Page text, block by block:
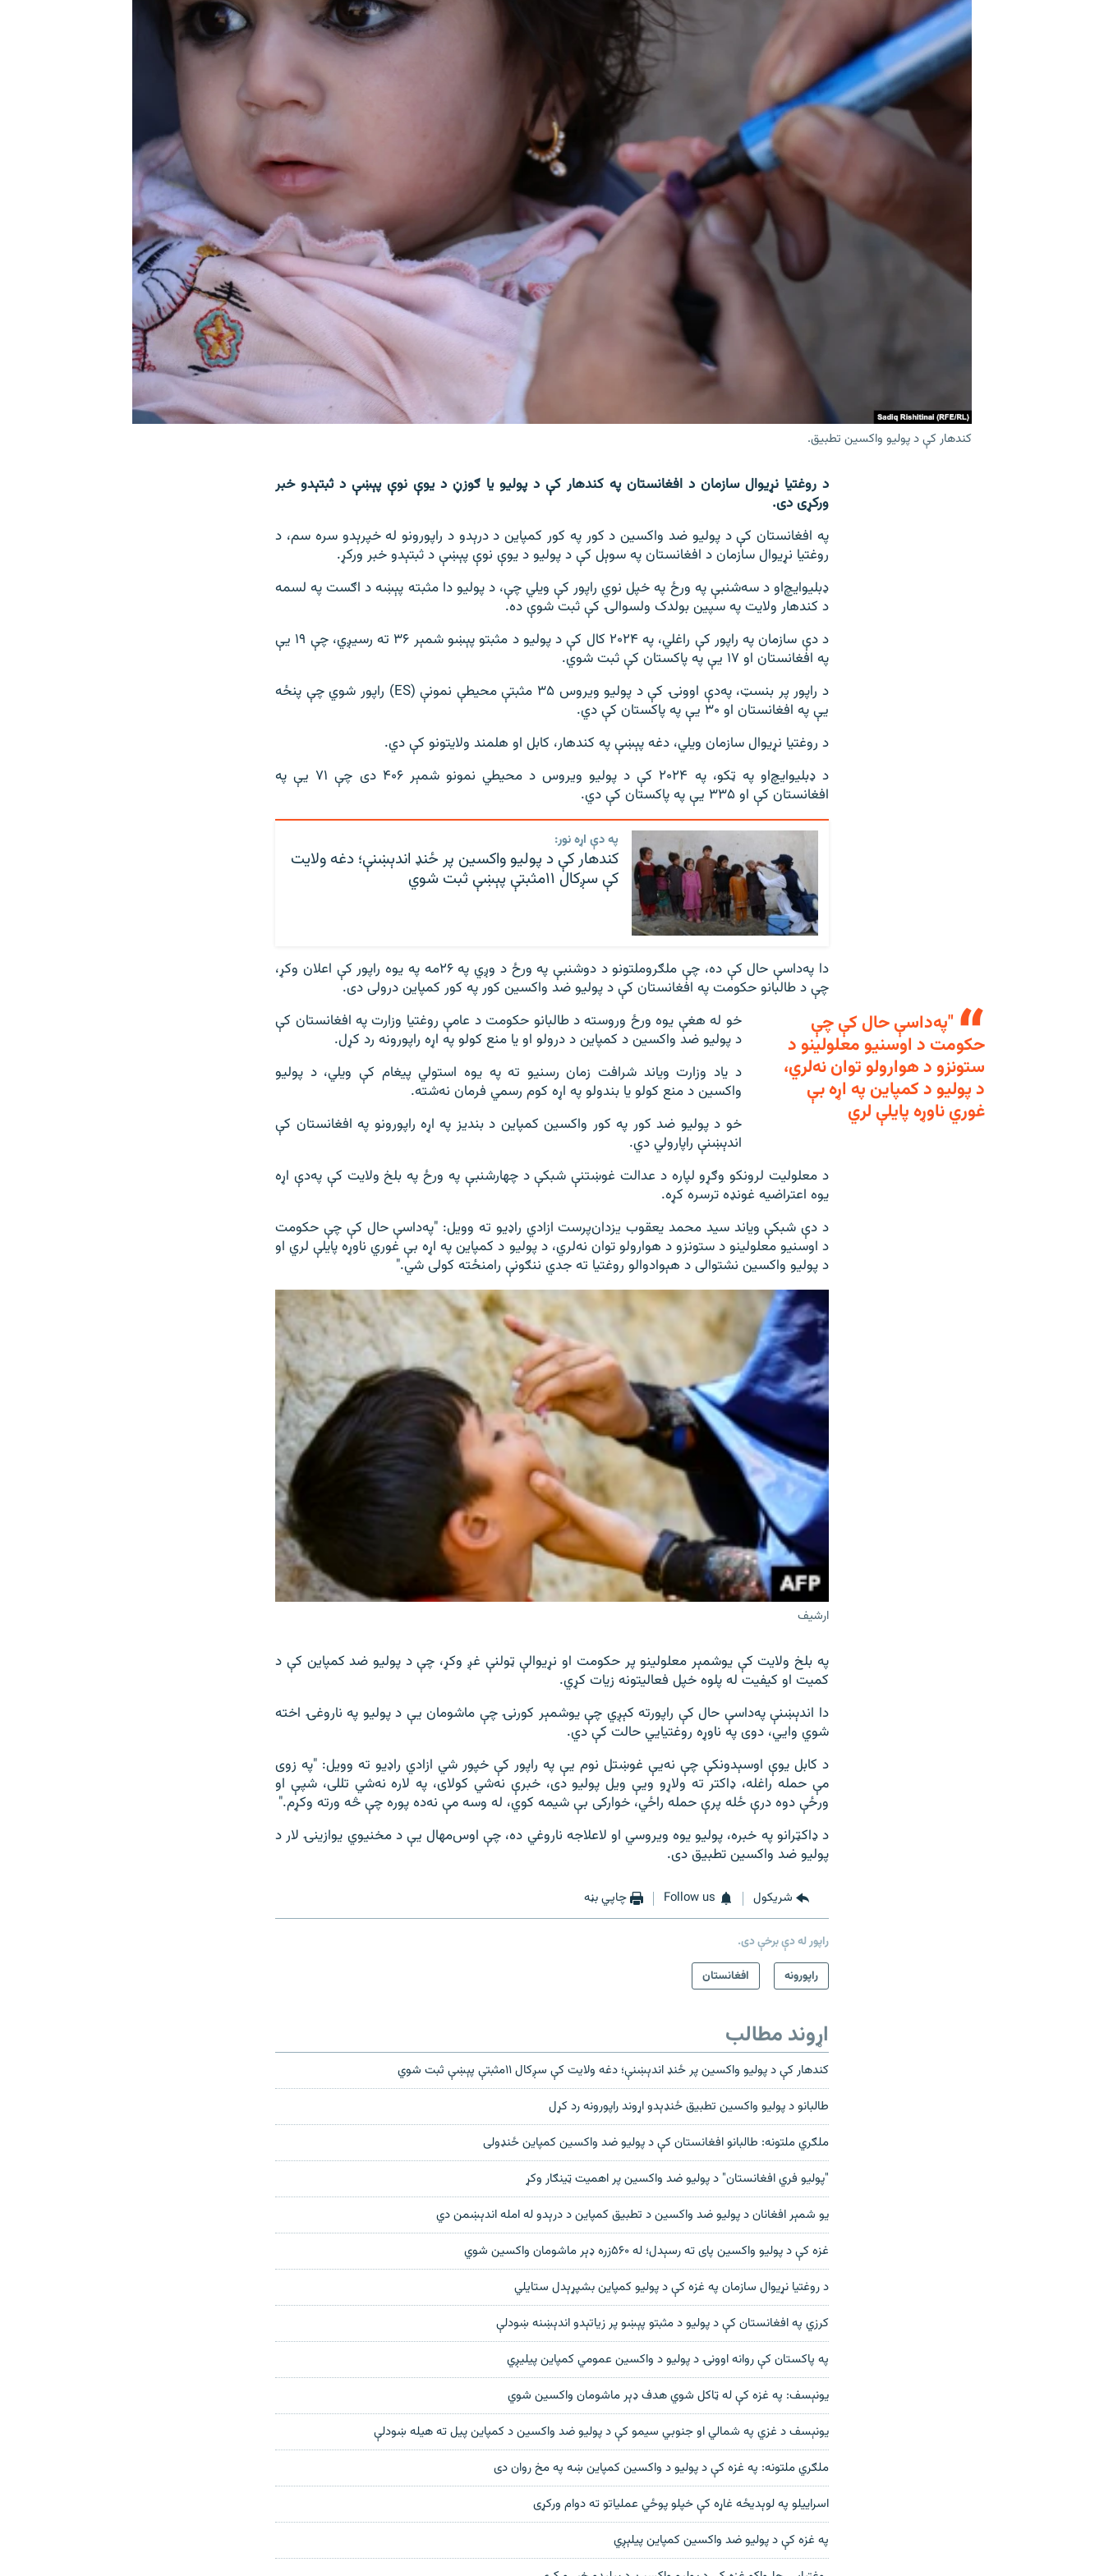
کندهار کې د پوليو واکسين تطبيق.
د روغتیا نړیوال سازمان د افغانستان په کندهار کې د پولیو یا ګوزڼ د یوې نوې پېښې د ثبتېدو خبر
ورکړی دی.
په افغانستان کې د پوليو ضد واکسين د کور په کور کمپاين د درېدو د راپورونو له خپرېدو سره سم، د
روغتيا نړيوال سازمان د افغانستان په سوېل کې د پوليو د يوې نوې پېښې د ثبتېدو خبر ورکړ.
ډبلیو‌‌ايچ‌او د سه‌شنبې په ورځ په خپل نوي راپور کې ویلي چې، د پولیو دا مثبته پېښه د اګست په لسمه
د کندهار ولایت په سپین بولدک ولسوالۍ کې ثبت شوې ده.
د دې سازمان په راپور کې راغلي، په ۲۰۲۴ کال کې د پولیو د مثبتو پېښو شمېر ۳۶ ته رسیږي، چې ۱۹ یې
په افغانستان او ۱۷ یې په پاکستان کې ثبت شوي.
د راپور پر بنسټ، په‌دې اوونۍ کې د پولیو ویروس ۳۵ مثبتې محیطې نمونې (ES) راپور شوي چې پنځه
یې په افغانستان او ۳۰ یې په پاکستان کې دي.
د روغتیا نړیوال سازمان ویلي، دغه پېښې په کندهار، کابل او هلمند ولایتونو کې دي.
د ډبلیو‌ایچ‌او په ټکو، په ۲۰۲۴ کې د پولیو ویروس د محیطي نمونو شمېر ۴۰۶ دی چې ۷۱ یې په
افغانستان کې او ۳۳۵ یې په پاکستان کې دي.
په دې اړه نور:
کندهار کې د پوليو واکسين پر ځنډ اندېښنې؛ دغه ولايت
کې سږکال ۱۱مثبتې پېښې ثبت شوي
دا په‌داسې حال کې ده، چې ملګروملتونو د دوشنبې په ورځ د وږي په ۲۶مه په یوه راپور کې اعلان وکړ،
چې د طالبانو حکومت په افغانستان کې د پوليو ضد واکسين کور په کور کمپاین درولی دی.
"په‌داسې حال کې چې
حکومت د اوسنیو معلولینو د
ستونزو د هوارولو توان نه‌لري،
د پوليو د کمپاين په اړه بې
غوري ناوړه پايلې لري
خو له هغې یوه ورځ وروسته د طالبانو حکومت د عامې روغتیا وزارت په افغانستان کې
د پولیو ضد واکسین د کمپاین د درولو او یا منع کولو په اړه راپورونه رد کړل.
د یاد وزارت ویاند شرافت زمان رسنیو ته په یوه استولي پیغام کې ویلي، د پولیو
واکسین د منع کولو یا بندولو په اړه کوم رسمي فرمان نه‌شته.
خو د پولیو ضد کور په کور واکسين کمپاين د بنديز په اړه راپورونو په افغانستان کې
اندېښنې راپارولي دي.
د معلولیت لرونکو وګړو لپاره د عدالت غوښتنې شبکې د چهارشنبې په ورځ په بلخ ولایت کې په‌دې اړه
یوه اعتراضیه غونډه ترسره کړه.
د دې شبکې ویاند سید محمد یعقوب یزدان‌پرست ازادي راډيو ته وویل: "په‌داسې حال کې چې حکومت
د اوسنیو معلولینو د ستونزو د هوارولو توان نه‌لري، د پوليو د کمپاين په اړه بې غوري ناوړه پايلې لري او
د پوليو واکسين نشتوالى د هېوادوالو روغتيا ته جدي ننګونې رامنځته کولى شي."
ارشيف
په بلخ ولایت کې یوشمېر معلولینو پر حکومت او نړیوالې ټولنې غږ وکړ، چې د پولیو ضد کمپاین کې د
کمیت او کیفیت له پلوه خپل فعالیتونه زیات کړي.
دا اندېښنې په‌داسې حال کې راپورته کېږي چې یو‌شمېر کورنۍ چې ماشومان یې د پولیو په ناروغۍ اخته
شوي وايي، دوی په ناوړه روغتیايي حالت کې دي.
د کابل یوې اوسېدونکې چې نه‌یې غوښتل نوم یې په راپور کې خپور شي ازادي راډیو ته وویل: "په زوی
مې حمله راغله، ډاکتر ته ولاړو ویې ویل پولیو دی، خبرې نه‌شي کولای، په لاره نه‌شي تللی، شپې او
ورځې دوه درې ځله پرې حمله راځي، خوارکی بې شیمه کوي، له وسه مې نه‌ده پوره چې څه ورته وکړم."
د ډاکټرانو په خبره، پولیو یوه ویروسي او لاعلاجه ناروغي ده، چې اوس‌مهال یې د مخنیوي یوازینۍ لار د
پولیو ضد واکسین تطبیق دی.
شريکول Follow us چاپي بڼه
راپور له دې برخې دی.
راپورونه
افغانستان
اړوند مطالب
کندهار کې د پوليو واکسين پر ځنډ اندېښنې؛ دغه ولايت کې سږکال ۱۱مثبتې پېښې ثبت شوي
طالبانو د پوليو واکسين تطبيق ځنډېدو اړوند راپورونه رد کړل
ملګري ملتونه: طالبانو افغانستان کې د پوليو ضد واکسين کمپاين ځنډولی
"پولیو فري افغانستان" د پولیو ضد واکسین پر اهمیت ټینګار وکړ
یو شمېر افغانان د پولیو ضد واکسین د تطبیق کمپاین د درېدو له امله اندېښمن دي
غزه کې د پوليو واکسين پای ته رسېدل؛ له ۵۶۰زره ډېر ماشومان واکسين شوي
د روغتیا نړیوال سازمان په غزه کې د پولیو کمپاین بشپړېدل ستایلي
کرزي په افغانستان کې د پولیو د مثبتو پېښو پر زیاتېدو اندېښنه ښودلې
په پاکستان کې روانه اوونۍ د پولیو د واکسین عمومي کمپاین پیلیږي
یونېسف: په غزه کې له ټاکل شوي هدف ډېر ماشومان واکسین شوي
یونېسف د غزي په شمالي او جنوبي سیمو کې د پولیو ضد واکسین د کمپاین پیل ته هیله ښودلې
ملګري ملتونه: په غزه کې د پولیو د واکسین کمپاین ښه په مخ روان دی
اسراییلو په لوېدیځه غاړه کې خپلو پوځي عملیاتو ته دوام ورکړی
په غزه کې د پولیو ضد واکسین کمپاین پیلېږي